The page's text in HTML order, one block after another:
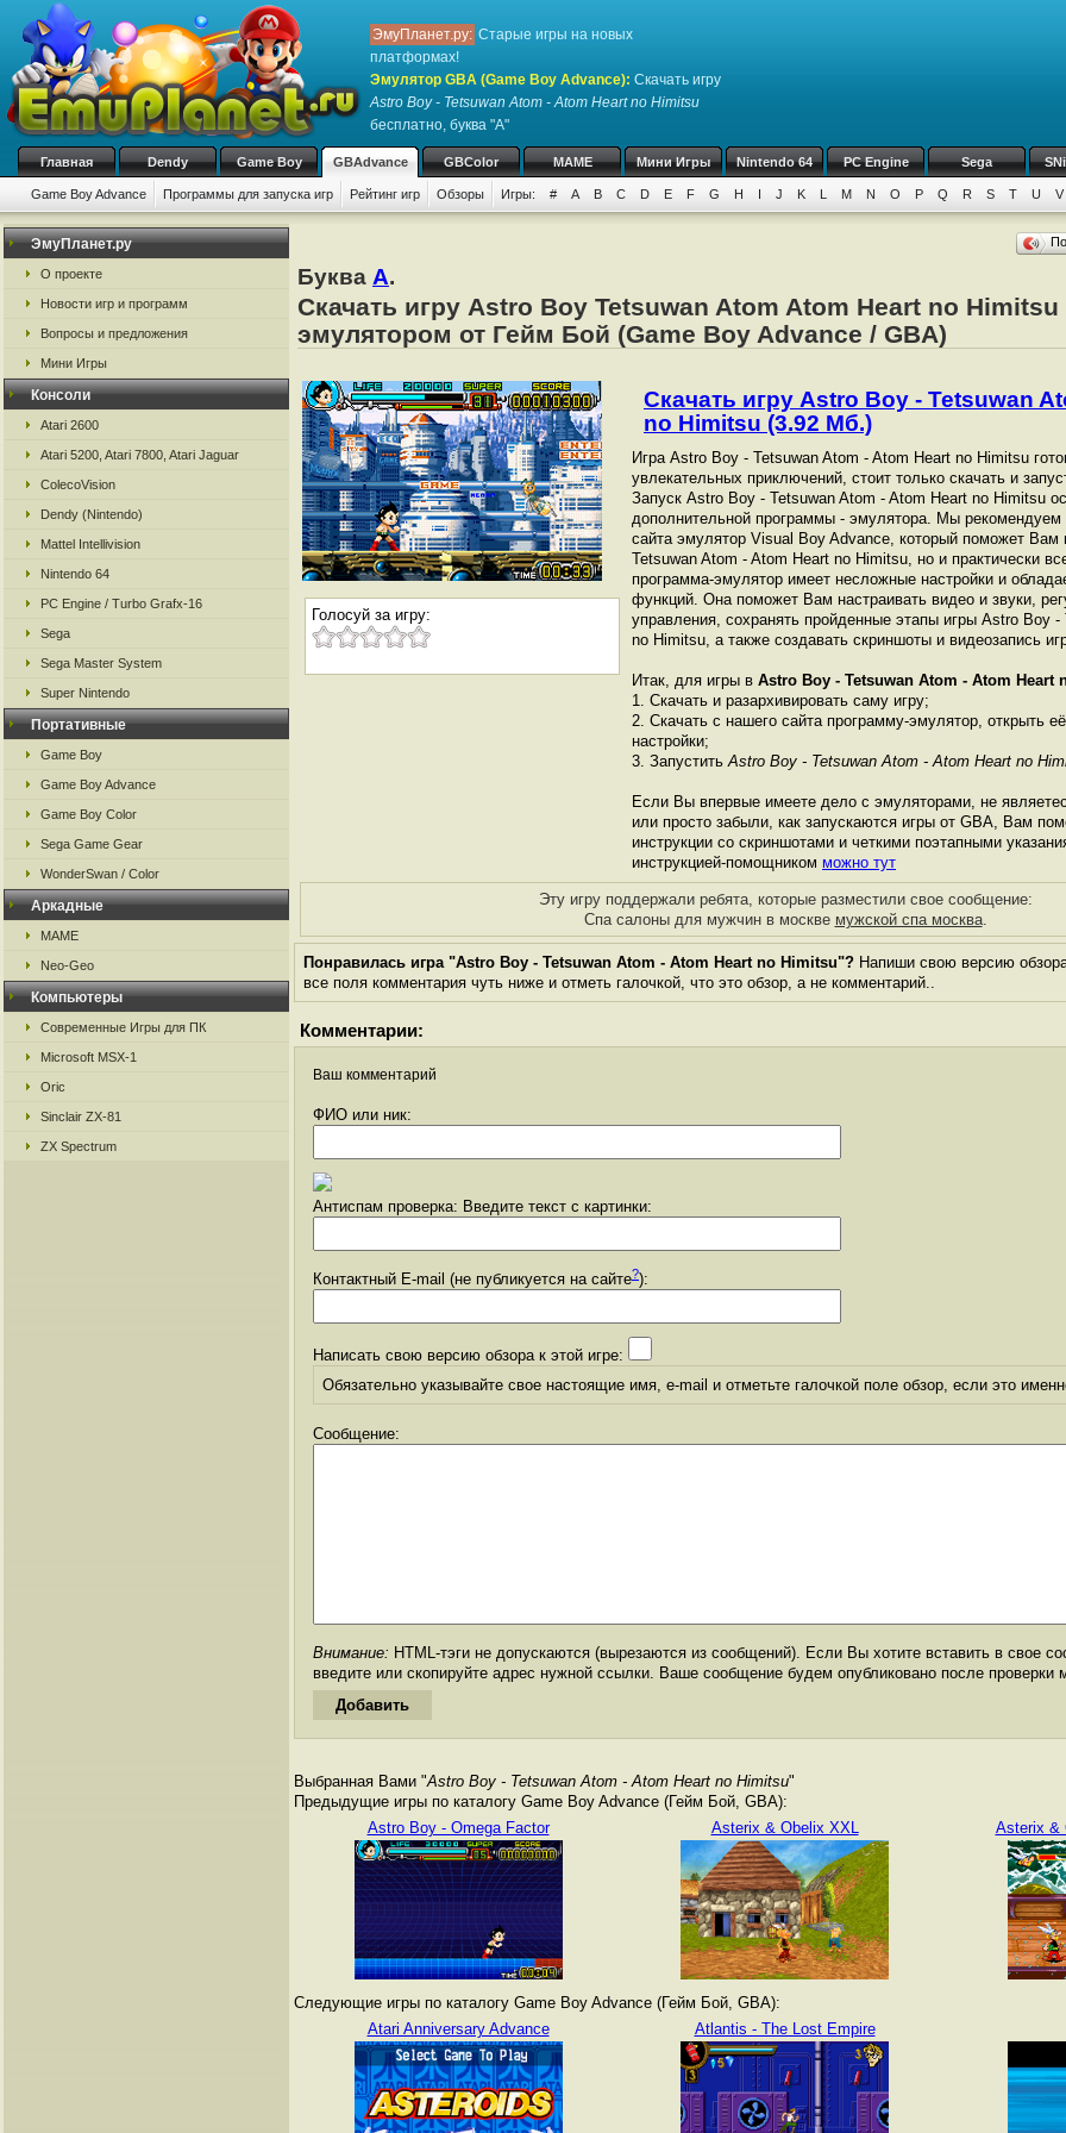
ЭмуПланет.ру: Старые игры на новых
платформах!
Эмулятор GBA (Game Boy Advance): Скачать игру
Astro Boy - Tetsuwan Atom - Atom Heart no Himitsu
бесплатно, буква "A"
Главная Dendy Game Boy GBAdvance GBColor MAME Мини Игры Nintendo 64 PC Engine Sega
Game Boy Advance Программы для запуска игр Рейтинг игр Обзоры Игры: # A B C D E F G H I J K L M N O P Q R S T U V
ЭмуПланет.ру
О проекте
Новости игр и программ
Вопросы и предложения
Мини Игры
Консоли
Atari 2600
Atari 5200, Atari 7800, Atari Jaguar
ColecoVision
Dendy (Nintendo)
Mattel Intellivision
Nintendo 64
PC Engine / Turbo Grafx-16
Sega
Sega Master System
Super Nintendo
Портативные
Game Boy
Game Boy Advance
Game Boy Color
Sega Game Gear
WonderSwan / Color
Аркадные
MAME
Neo-Geo
Компьютеры
Современные Игры для ПК
Microsoft MSX-1
Oric
Sinclair ZX-81
ZX Spectrum
Буква A.
Скачать игру Astro Boy Tetsuwan Atom Atom Heart no Himitsu
эмулятором от Гейм Бой (Game Boy Advance / GBA)
Голосуй за игру:
Скачать игру Astro Boy - Tetsuwan
no Himitsu (3.92 Мб.)
Игра Astro Boy - Tetsuwan Atom - Atom Heart no Himitsu
увлекательных приключений, стоит только скачать и
Запуск Astro Boy - Tetsuwan Atom - Atom Heart no Himitsu
дополнительной программы - эмулятора. Мы рекомендуем
сайта эмулятор Visual Boy Advance, который поможет Вам
Tetsuwan Atom - Atom Heart no Himitsu, но и практически
программа-эмулятор имеет несложные настройки и
функций. Она поможет Вам настраивать видео и звуки,
управления, сохранять пройденные этапы игры Astro Boy
no Himitsu, а также создавать скриншоты и видеозапись
Итак, для игры в Astro Boy - Tetsuwan Atom - Atom Heart
1. Скачать и разархивировать саму игру;
2. Скачать с нашего сайта программу-эмулятор, открыть
настройки;
3. ЗапуститьAstro Boy - Tetsuwan Atom - Atom Heart no
Если Вы впервые имеете дело с эмуляторами, не
или просто забыли, как запускаются игры от GBА, Вам
инструкции со скриншотами и четкими поэтапными
инструкцией-помощником можно тут
Эту игру поддержали ребята, которые разместили свое сообщение:
Спа салоны для мужчин в москве мужской спа москва.
Понравилась игра "Astro Boy - Tetsuwan Atom - Atom Heart no Himitsu"? Напиши свою версию
все поля комментария чуть ниже и отметь галочкой, что это обзор, а не комментарий..
Комментарии:
Ваш комментарий
ФИО или ник:
Антиспам проверка: Введите текст с картинки:
Контактный E-mail (не публикуется на сайте?):
Написать свою версию обзора к этой игре:
Обязательно указывайте свое настоящие имя, e-mail и отметьте галочкой поле обзор, если это
Сообщение:
Внимание: HTML-тэги не допускаются (вырезаются из сообщений). Если Вы хотите вставить в свое
введите или скопируйте адрес нужной ссылки. Ваше сообщение будем опубликовано после проверки
Выбранная Вами "Astro Boy - Tetsuwan Atom - Atom Heart no Himitsu"
Предыдущие игры по каталогу Game Boy Advance (Гейм Бой, GBA):
Astro Boy - Omega Factor
Asterix & Obelix XXL Asterix &
Следующие игры по каталогу Game Boy Advance (Гейм Бой, GBA):
Atari Anniversary Advance
Atlantis - The Lost Empire